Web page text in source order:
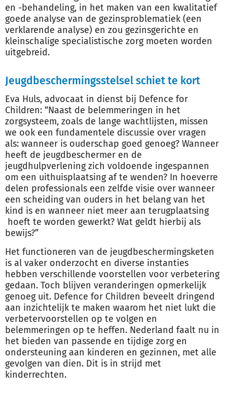
en -behandeling, in het maken van een kwalitatief
goede analyse van de gezinsproblematiek (een
verklarende analyse) en zou gezinsgerichte en
kleinschalige specialistische zorg moeten worden
uitgebreid.
Jeugdbeschermingsstelsel schiet te kort
Eva Huls, advocaat in dienst bij Defence for
Children: “Naast de belemmeringen in het
zorgsysteem, zoals de lange wachtlijsten, missen
we ook een fundamentele discussie over vragen
als: wanneer is ouderschap goed genoeg? Wanneer
heeft de jeugdbeschermer en de
jeugdhulpverlening zich voldoende ingespannen
om een uithuisplaatsing af te wenden? In hoeverre
delen professionals een zelfde visie over wanneer
een scheiding van ouders in het belang van het
kind is en wanneer niet meer aan terugplaatsing
hoeft te worden gewerkt? Wat geldt hierbij als
bewijs?”
Het functioneren van de jeugdbeschermingsketen
is al vaker onderzocht en diverse instanties
hebben verschillende voorstellen voor verbetering
gedaan. Toch blijven veranderingen opmerkelijk
genoeg uit. Defence for Children beveelt dringend
aan inzichtelijk te maken waarom het niet lukt die
verbetervoorstellen op te volgen en
belemmeringen op te heffen. Nederland faalt nu in
het bieden van passende en tijdige zorg en
ondersteuning aan kinderen en gezinnen, met alle
gevolgen van dien. Dit is in strijd met
kinderrechten.